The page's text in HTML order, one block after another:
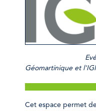
Evénement
Géomartinique et
Cet espace permet